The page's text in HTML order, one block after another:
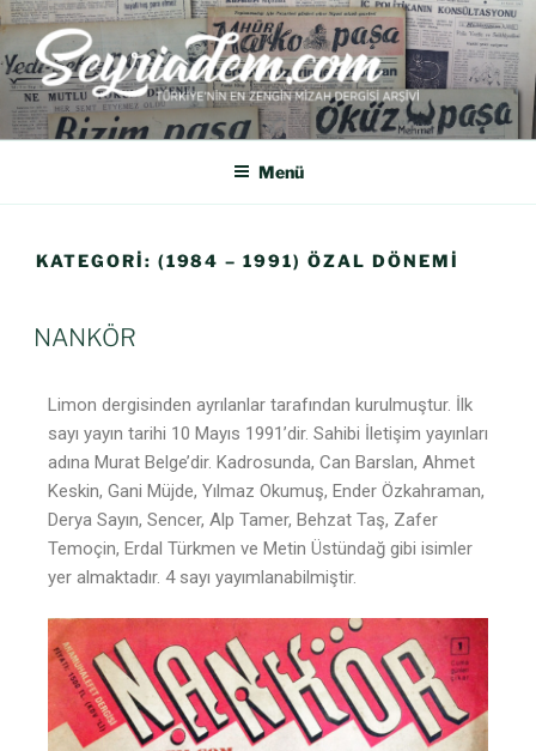
SEYRIADEM
Türkiye'nin En Zengin Mizah Dergisi Arşividir.
Menü
KATEGORI: (1984 – 1991) ÖZAL DÖNEMI
NANKÖR
Limon dergisinden ayrılanlar tarafından kurulmuştur. İlk
sayı yayın tarihi 10 Mayıs 1991’dir. Sahibi İletişim yayınları
adına Murat Belge’dir. Kadrosunda, Can Barslan, Ahmet
Keskin, Gani Müjde, Yılmaz Okumuş, Ender Özkahraman,
Derya Sayın, Sencer, Alp Tamer, Behzat Taş, Zafer
Temoçin, Erdal Türkmen ve Metin Üstündağ gibi isimler
yer almaktadır. 4 sayı yayımlanabilmiştir.